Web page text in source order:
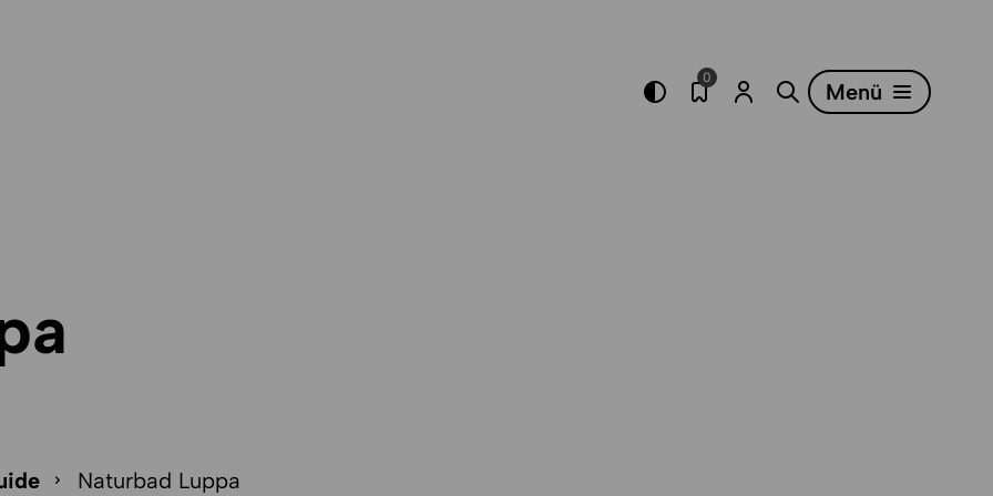
Merkliste öffnen
0
Menü
Naturbad Luppa